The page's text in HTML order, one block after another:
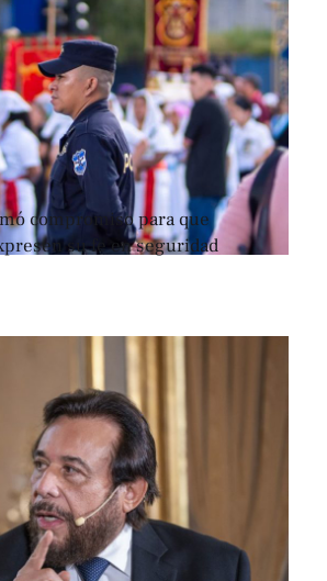
compromiso para que
su fe en seguridad